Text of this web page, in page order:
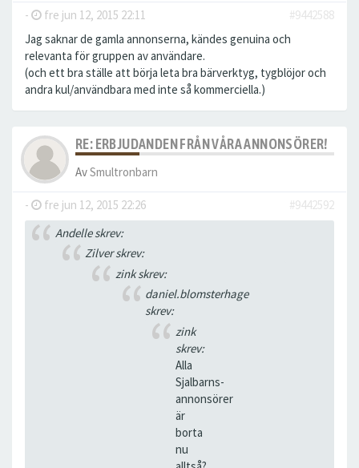
- fre jun 12, 2015 22:11
#9442588
Jag saknar de gamla annonserna, kändes genuina och
relevanta för gruppen av användare.
(och ett bra ställe att börja leta bra bärverktyg, tygblöjor och
andra kul/användbara med inte så kommerciella.)
RE: ERBJUDANDEN FRÅN VÅRA ANNONSÖRER!
AvSmultronbarn
- fre jun 12, 2015 22:26
#9442592
Andelle skrev:
Zilver skrev:
zink skrev:
daniel.blomsterhage
skrev:
zink
skrev:
Alla
Sjalbarns-
annonsörer
är
borta
nu